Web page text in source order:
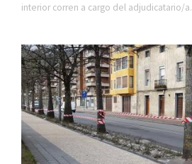
interior corren a cargo del adjudicatario/a.